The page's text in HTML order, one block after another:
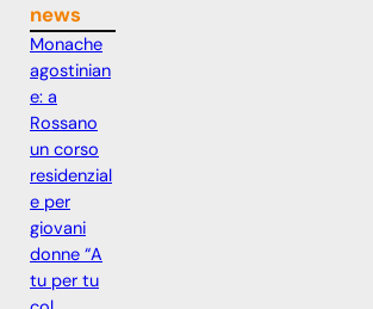
news
Monache
agostinian
e: a
Rossano
un corso
residenzial
e per
giovani
donne “A
tu per tu